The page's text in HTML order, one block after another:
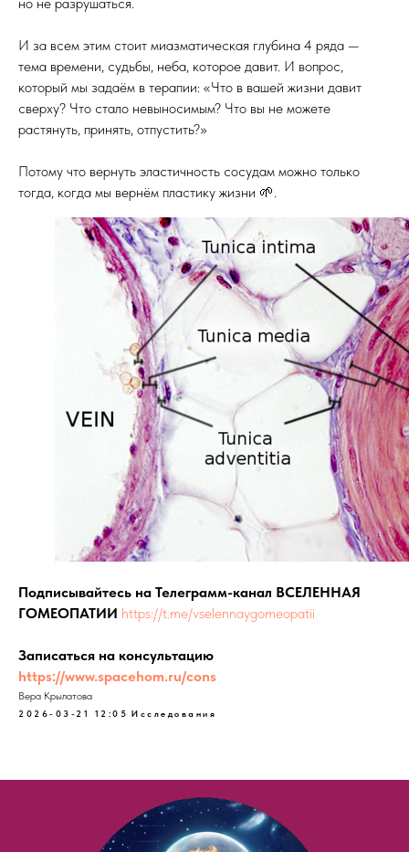
И за всем этим стоит миазматическая глубина 4 ряда —
тема времени, судьбы, неба, которое давит. И вопрос,
который мы задаём в терапии: «Что в вашей жизни давит
сверху? Что стало невыносимым? Что вы не можете
растянуть, принять, отпустить?»
Потому что вернуть эластичность сосудам можно только
тогда, когда мы вернём пластику жизни 🌱.
Подписывайтесь на Телеграмм-канал ВСЕЛЕННАЯ
ГОМЕОПАТИИ https://t.me/vselennaygomeopatii
Записаться на консультацию
https://www.spacehom.ru/cons
Вера Крылатова
2026-03-21 12:05 Исследования